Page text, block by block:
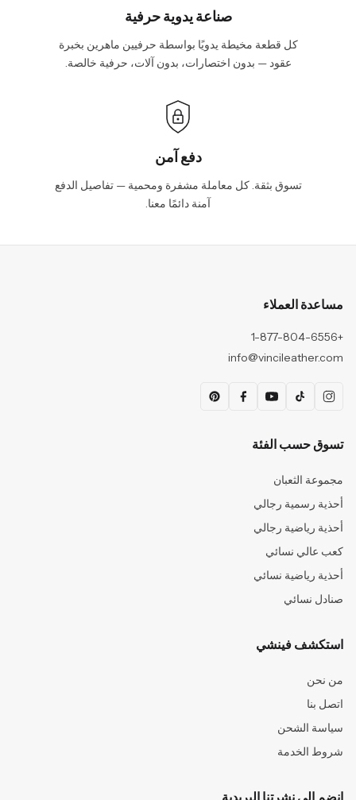
صناعة يدوية حرفية
كل قطعة مخيطة يدويًا بواسطة حرفيين ماهرين بخبرة
عقود — بدون اختصارات، بدون آلات، حرفية خالصة.
دفع آمن
تسوق بثقة. كل معاملة مشفرة ومحمية — تفاصيل الدفع
آمنة دائمًا معنا.
مساعدة العملاء
+1-877-804-6556
info@vincileather.com
تسوق حسب الفئة
مجموعة الثعبان
أحذية رسمية رجالي
أحذية رياضية رجالي
كعب عالي نسائي
أحذية رياضية نسائي
صنادل نسائي
استكشف فينشي
من نحن
اتصل بنا
سياسة الشحن
شروط الخدمة
انضم إلى نشرتنا البريدية